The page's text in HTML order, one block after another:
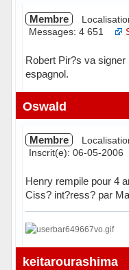
Membre
Messages: 4 651
Robert Pir?s va signer
espagnol.
Hors ligne
Oswald
Membre
Inscrit(e): 06-05-2006
Henry rempile pour 4
Ciss? int?ress? par
Hors ligne
keitarourashima